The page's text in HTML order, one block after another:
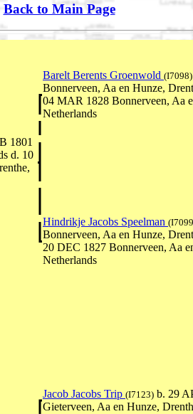
Back to Main Page
Barelt Berents Groenwold (I7098)
Bonnerveen, Aa en Hunze,
04 MAR 1828 Bonnerveen, Aa
Netherlands
1801
d. 10
Hindrikje Jacobs Speelman
Bonnerveen, Aa en Hunze,
20 DEC 1827 Bonnerveen, Aa
Netherlands
Jacob Jacobs Trip (I7123) b. 29
Gieterveen, Aa en Hunze,